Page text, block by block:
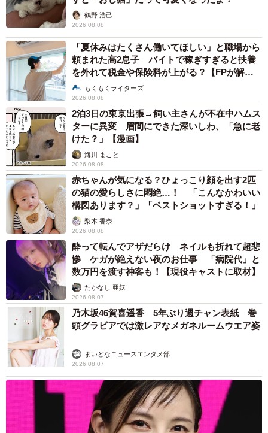
鶴野 浩己
2026.08.08
「夏休みはたくさん働いてほしい」と職場から
頼まれた高2息子 バイトで稼ぎすぎると扶養
を外れて税金や保険料が上がる？【FPが解
説】もくもくライターズ
2026.08.08
2泊3日の東京出張→飼い主さんが不在中ハムス
ターに異変 眉間にできた深いしわ、「急に老
けた？」【漫画】
海川 まこと
2026.08.08
赤ちゃんが気になる？ひょっこり顔を出す2匹
の猫の愛らしさに悶絶…！ 「こんなかわいい
構図あります？」「ベストショットすぎる！」
梨木 香奈
2026.08.08
酔って転んでアザだらけ ネイルも折れて超悲
惨 ケガが絶えない夜のお仕事 「病院代」と
数万円を渡す神客も！【現役キャストに取材】
たかなし 亜妖
2026.08.07
乃木坂46賀喜遥香 5年ぶり週チャン表紙 巻
頭グラビアでは激レアなメガネルームウエア姿
まいどなニュースエンタメ部
2026.08.07